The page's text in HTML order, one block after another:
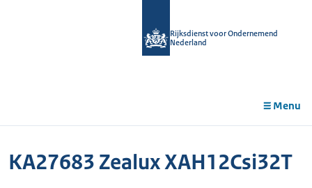
Rijksdienst voor Ondernemend
Nederland
Menu
KA27683 Zealux XAH12Csi32T